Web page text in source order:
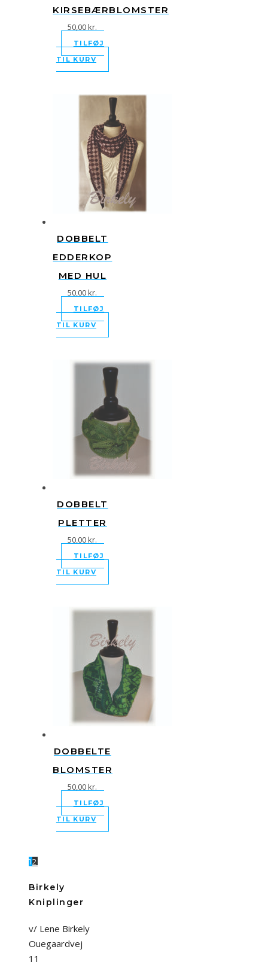
KIRSEBÆRBLOMSTER
50,00kr.
TILFØJ
TIL KURV
DOBBELT
EDDERKOP
MED HUL
50,00kr.
TILFØJ
TIL KURV
DOBBELT
PLETTER
50,00kr.
TILFØJ
TIL KURV
DOBBELTE
BLOMSTER
50,00kr.
TILFØJ
TIL KURV
12
Birkely
Kniplinger
v/ Lene Birkely
Ouegaardvej
11